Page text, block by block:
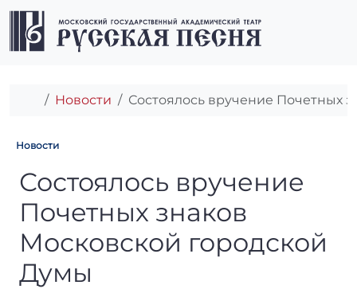
Перейти к содержимому
Перейти к футеру
Главная
Новости Состоялось вручение Почетных
Новости
Состоялось вручение
Состоялось вручение
Почетных знаков
Московской городской
Думы